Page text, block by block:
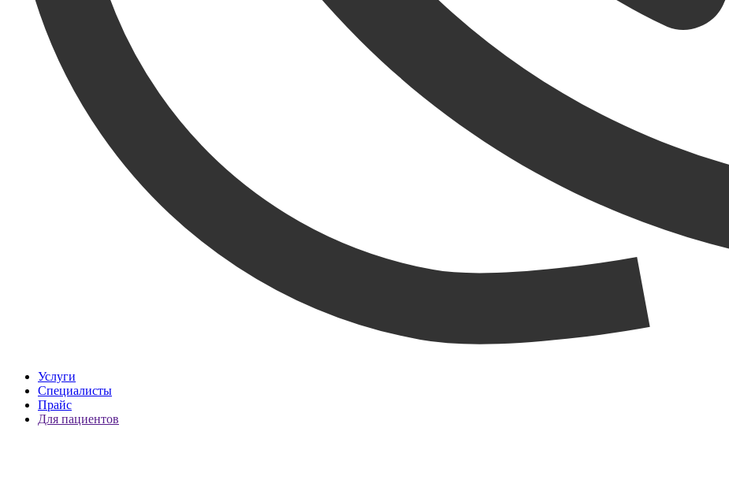
Услуги
Специалисты
Прайс
Для пациентов